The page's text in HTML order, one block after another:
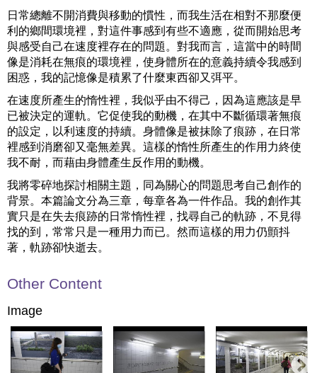
日常總離不開消費與移動的慣性，而我生活在相對不那麼便
利的鄉間環境裡，對這件事感到有些不適應，從而開始思考
與感受自己在速度裡存在的問題。對我而言，這當中的時間
像是消耗在無痕的環境裡，使身體所在的意義持續令我感到
困惑，我的記憶像是積累了什麼東西卻又弭平。
在速度所產生的惰性裡，我似乎由不得己，因為這應該是早
已被決定的運軌。它促使我的動機，在其中不斷循環著無痕
的設定，以利速度的持續。身體像是被抹除了痕跡，在日常
裡感到消磨卻又毫無差異。這樣的惰性所產生的作用力終使
我不耐，而藉由身體產生反作用的動機。
我將零碎地探討相關主題，同為關心的問題思考自己創作的
背景。本篇論文分為三章，每章各為一件作品。我的創作其
實只是在失去痕跡的日常惰性裡，找尋自己的軌跡，不見得
找的到，常常只是一種用力而已。然而這樣的用力仍顫抖
著，軌跡卻快逝去。
Other Content
Image